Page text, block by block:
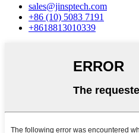
sales@jinsptech.com
+86 (10) 5083 7191
+8618813010339